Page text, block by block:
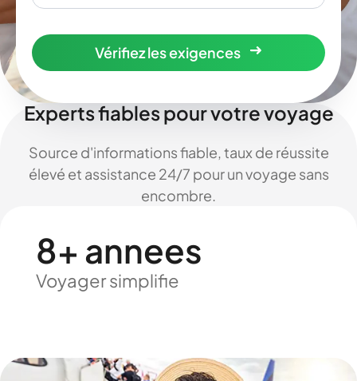
Vérifiez les exigences
Experts fiables pour votre voyage
Source d'informations fiable, taux de réussite
élevé et assistance 24/7 pour un voyage sans
encombre.
8+ annees
Voyager simplifie